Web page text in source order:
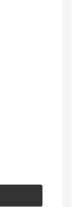
？( •᷄ὤ•᷅ )
＋とかして
即再犯
数分で正解